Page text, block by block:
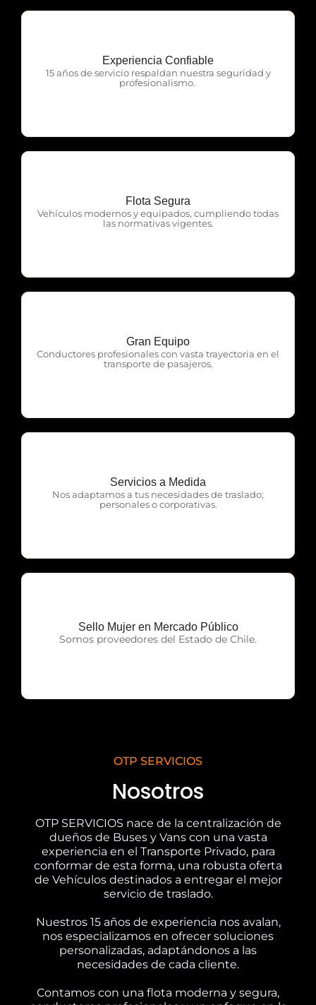
Experiencia Confiable
15 años de servicio respaldan nuestra seguridad y
profesionalismo.
OTP Servicios
Flota Segura
Vehículos modernos y equipados, cumpliendo todas
las normativas vigentes.
OTP Servicios
Gran Equipo
Conductores profesionales con vasta trayectoria en el
transporte de pasajeros.
OTP Servicios
Servicios a Medida
Nos adaptamos a tus necesidades de traslado;
personales o corporativas.
OTP Servicios
Sello Mujer en Mercado Público
Somos proveedores del Estado de Chile.
OTP Servicios
OTP SERVICIOS
Nosotros
OTP SERVICIOS nace de la centralización de
dueños de Buses y Vans con una vasta
experiencia en el Transporte Privado, para
conformar de esta forma, una robusta oferta
de Vehículos destinados a entregar el mejor
servicio de traslado.
Nuestros 15 años de experiencia nos avalan,
nos especializamos en ofrecer soluciones
personalizadas, adaptándonos a las
necesidades de cada cliente.
Contamos con una flota moderna y segura,